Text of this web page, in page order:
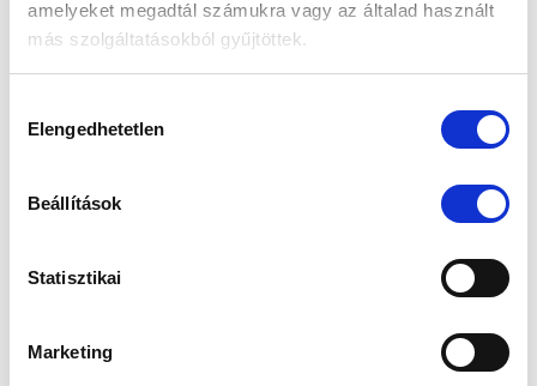
amelyeket megadtál számukra vagy az általad használt
más szolgáltatásokból gyűjtöttek.
megnyomásával kifejezett hozzájárulásodat adod az
összes süti futtatásához, a „Személyre szabom” gomb
használatával csak az általad kiválasztott süti kategóriák
használatához járulsz hozzá, melyekről a Részletek
Munkánk megkönnyítése érdekében kérjük válaszd az
kiválasztása
Elengedhetetlen
Beállítások
Statisztikai
Marketing